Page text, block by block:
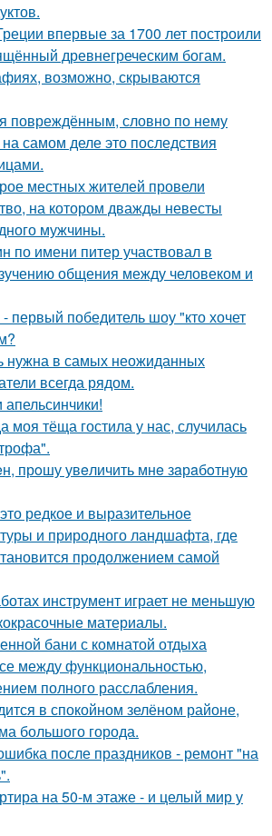
впервые за 1700 лет построили
древнегреческим богам.
возможно, скрываются
повреждённым, словно по нему
самом деле это последствия
местных жителей провели
на котором дважды невесты
мужчины.
по имени питер участвовал в
общения между человеком и
первый победитель шоу "кто хочет
нужна в самых неожиданных
всегда рядом.
моя тёща гостила у нас, случилась
прoшу увeличить мнe зaрaбoтную
редкое и выразительное
и природного ландшафта, где
продолжением самой
инструмент играет не меньшую
материалы.
бани с комнатой отдыха
между функциональностью,
полного расслабления.
в спокойном зелёном районе,
большого города.
после праздников - ремонт "на
на 50-м этаже - и целый мир у